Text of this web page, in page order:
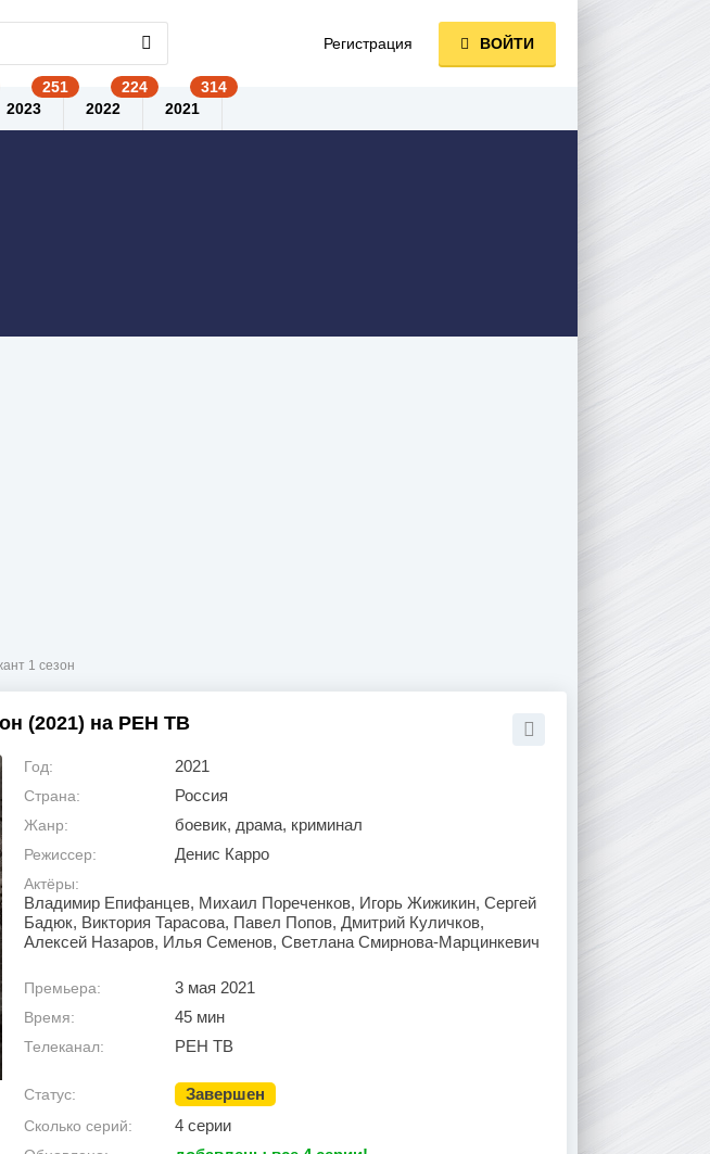
1 сезон
(2021) на РЕН ТВ
Год: 2021
Страна: Россия
Жанр: боевик, драма, криминал
Режиссер: Денис Карро
Актёры:
Владимир Епифанцев, Михаил Пореченков, Игорь Жижикин, Сергей
Бадюк, Виктория Тарасова, Павел Попов, Дмитрий Куличков,
Алексей Назаров, Илья Семенов, Светлана Смирнова-Марцинкевич
Премьера: 3 мая 2021
Время: 45 мин
Телеканал: РЕН ТВ
Статус: Завершен
Сколько серий: 4 серии
Регистрация ВОЙТИ
2023 2022 2021